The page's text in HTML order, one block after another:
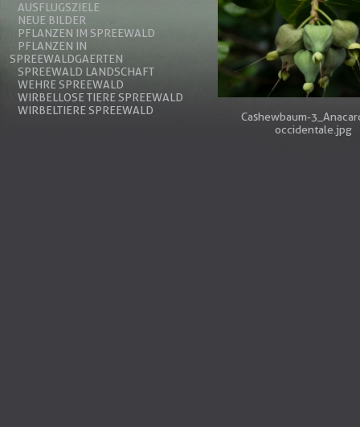
AUSFLUGSZIELE
NEUE BILDER
PFLANZEN IM SPREEWALD
PFLANZEN IN
SPREEWALDGAERTEN
SPREEWALD LANDSCHAFT
WEHRE SPREEWALD
WIRBELLOSE TIERE SPREEWALD
WIRBELTIERE SPREEWALD
Cashewbaum-
occidentale.jpg